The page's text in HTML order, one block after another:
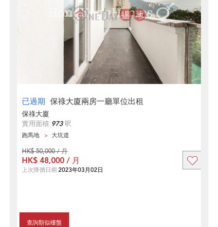
已過期 保祿大廈兩房一廳單位出租
保祿大廈
實用面積 973呎
跑馬地 大坑道
查詢類似樓盤
HK$ 50,000 / 月
HK$ 48,000 / 月
上次降價日期 2023年03月02日